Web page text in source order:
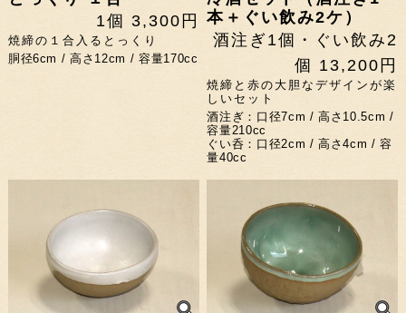
1個 3,300円
焼締の１合入るとっくり
胴径6cm / 高さ12cm / 容量170cc
本＋ぐい飲み2ケ）
酒注ぎ1個・ぐい飲み2
個 13,200円
焼締と赤の大胆なデザインが楽
しいセット
酒注ぎ：口径7cm / 高さ10.5cm /
容量210cc
ぐい呑：口径2cm / 高さ4cm / 容
量40cc